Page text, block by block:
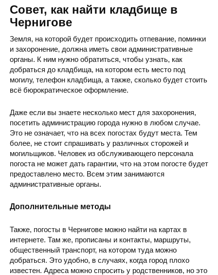
Совет, как найти кладбище в
Чернигове
Земля, на которой будет происходить отпевание, поминки
и захоронение, должна иметь свои административные
органы. К ним нужно обратиться, чтобы узнать, как
добраться до кладбища, на котором есть место под
могилу, телефон кладбища, а также, сколько будет стоить
всё бюрократическое оформление.
Даже если вы знаете несколько мест для захоронения,
посетить администрацию города нужно в любом случае.
Это не означает, что на всех погостах будут места. Тем
более, не стоит спрашивать у различных сторожей и
могильщиков. Человек из обслуживающего персонала
погоста не может дать гарантии, что на этом погосте будет
предоставлено место. Всем этим занимаются
административные органы.
Дополнительные методы
Также, погосты в Чернигове можно найти на картах в
интернете. Там же, прописаны и контакты, маршруты,
общественный транспорт, на котором туда можно
добраться. Это удобно, в случаях, когда город плохо
известен. Адреса можно спросить у родственников, но это